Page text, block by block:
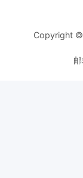
Copyright ©